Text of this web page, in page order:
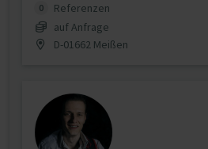
0
Referenzen
auf Anfrage
D-01662 Meißen